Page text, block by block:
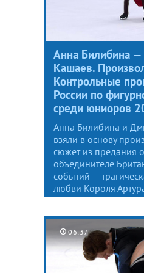
Анна Билибина
Кашаев.
Контрольные
России по
среди юниоров
Анна Билибина и
взяли в основу
сюжет из предания
объединителе
событий —
любви Короля
06:37